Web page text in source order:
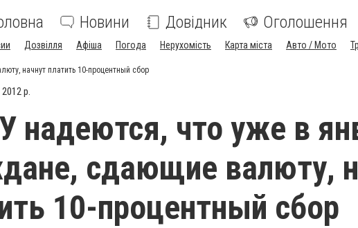
Новини Довідник Оголошення
Дозвілля Афіша Погода Нерухомість Карта міста Авто / Мото
начнут платить 10-процентный сбор
р.
надеются, что уже в
сдающие валюту,
10-процентный сбор